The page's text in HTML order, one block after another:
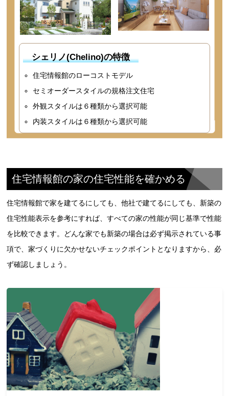
シェリノ(Chelino)の特徴
住宅情報館のローコストモデル
セミオーダースタイルの規格注文住宅
外観スタイルは６種類から選択可能
内装スタイルは６種類から選択可能
住宅情報館の家の住宅性能を確かめる
住宅情報館で家を建てるにしても、他社で建てるにしても、新築の
住宅性能表示を参考にすれば、すべての家の性能が同じ基準で性能
を比較できます。どんな家でも新築の場合は必ず掲示されている事
項で、家づくりに欠かせないチェックポイントとなりますから、必
ず確認しましょう。